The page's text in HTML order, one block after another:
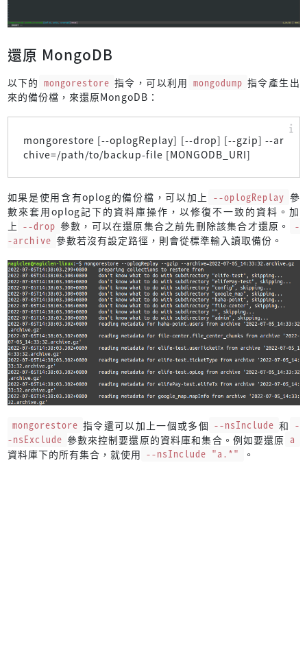
還原 MongoDB
以下的 mongorestore 指令，可以利用 mongodump 指令產生出
來的備份檔，來還原MongoDB：
mongorestore [--oplogReplay] [--drop] [--gzip] --ar
chive=/path/to/backup-file [MONGODB_URI]
如果是使用含有oplog的備份檔，可以加上 --oplogReplay 參
數來套用oplog記下的資料庫操作，以修復不一致的資料。加
上 --drop 參數，可以在還原集合之前先刪除該集合才還原。
-
-archive 參數若沒有設定路徑，則會從標準輸入讀取備份。
mongorestore 指令還可以加上一個或多個 --nsInclude 和 -
-nsExclude 參數來控制要還原的資料庫和集合。例如要還原 a
資料庫下的所有集合，就使用 --nsInclude "a.*" 。